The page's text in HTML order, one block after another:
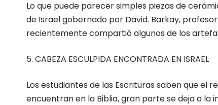
Lo que puede parecer simples piezas de
de Israel gobernado por David. Barkay,
recientemente compartió algunos de los
5. CABEZA ESCULPIDA ENCONTRADA EN ISRAEL
Los estudiantes de las Escrituras saben que el
encuentran en la Biblia, gran parte se deja a la